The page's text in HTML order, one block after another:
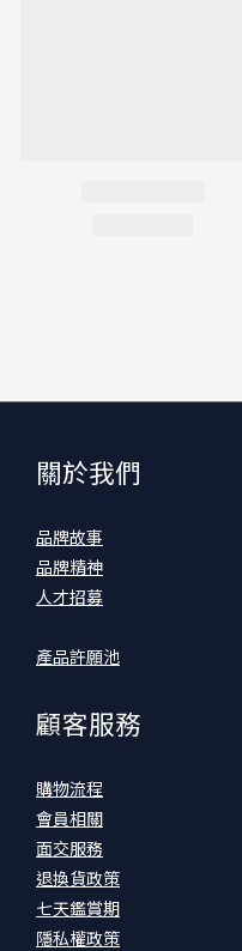
關於我們
品牌故事
品牌精神
人才招募
產品許願池
顧客服務
購物流程
會員相關
面交服務
退換貨政策
七天鑑賞期
隱私權政策